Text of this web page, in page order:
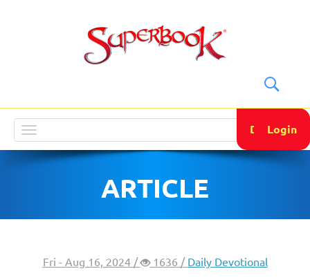
navigation
DONATE
Login
ARTICLE
Fri - Aug 16, 2024 / 1636 / Daily Devotional